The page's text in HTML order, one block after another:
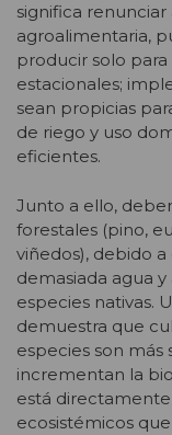
significa
agroalimentaria,
producir solo
estacionales;
sean propicias
de riego y uso
eficientes.
Junto a ello,
forestales (pino,
viñedos), debido
demasiada agua
especies nativas.
demuestra que
especies son más
incrementan la
está
ecosistémicos